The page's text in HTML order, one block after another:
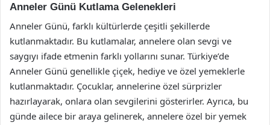
Anneler Günü Kutlama Gelenekleri
Anneler Günü, farklı kültürlerde çeşitli şekillerde
kutlanmaktadır. Bu kutlamalar, annelere olan sevgi ve
saygıyı ifade etmenin farklı yollarını sunar. Türkiye’de
Anneler Günü genellikle çiçek, hediye ve özel yemeklerle
kutlanmaktadır. Çocuklar, annelerine özel sürprizler
hazırlayarak, onlara olan sevgilerini gösterirler. Ayrıca, bu
günde ailece bir araya gelinerek, annelere özel bir yemek